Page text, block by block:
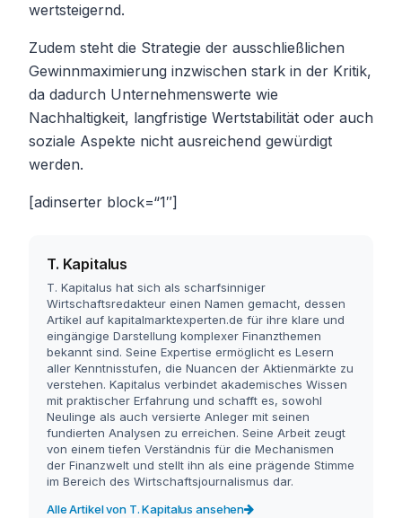
wertsteigernd.
Zudem steht die Strategie der ausschließlichen
Gewinnmaximierung inzwischen stark in der Kritik,
da dadurch Unternehmenswerte wie
Nachhaltigkeit, langfristige Wertstabilität oder auch
soziale Aspekte nicht ausreichend gewürdigt
werden.
[adinserter block=“1″]
T. Kapitalus
T. Kapitalus hat sich als scharfsinniger
Wirtschaftsredakteur einen Namen gemacht, dessen
Artikel auf kapitalmarktexperten.de für ihre klare und
eingängige Darstellung komplexer Finanzthemen
bekannt sind. Seine Expertise ermöglicht es Lesern
aller Kenntnisstufen, die Nuancen der Aktienmärkte zu
verstehen. Kapitalus verbindet akademisches Wissen
mit praktischer Erfahrung und schafft es, sowohl
Neulinge als auch versierte Anleger mit seinen
fundierten Analysen zu erreichen. Seine Arbeit zeugt
von einem tiefen Verständnis für die Mechanismen
der Finanzwelt und stellt ihn als eine prägende Stimme
im Bereich des Wirtschaftsjournalismus dar.
Alle Artikel von T. Kapitalus ansehen